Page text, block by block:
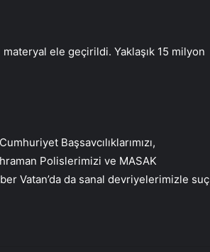
ele geçirildi. Yaklaşık 15 milyon
Başsavcılıklarımızı,
Polislerimizi ve MASAK
Vatan’da da sanal devriyelerimizle suç